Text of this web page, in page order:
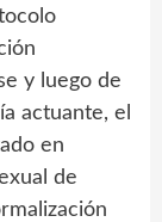
y luego de
actuante, el
en
de